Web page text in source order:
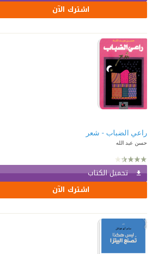
اشترك الآن
راعي الضباب - شعر
حسن عبد الله
تحميل الكتاب
اشترك الآن